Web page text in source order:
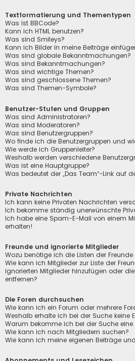
Textformatierung und Thementypen
Was ist BBCode?
Kann ich HTML benutzen?
Was sind Smileys?
Kann ich Bilder in meine Beiträge
Was sind globale Bekanntmachungen?
Was sind Bekanntmachungen?
Was sind wichtige Themen?
Was sind geschlossene Themen?
Was sind Themen-Symbole?
Benutzer-Stufen und Gruppen
Was sind Administratoren?
Was sind Moderatoren?
Was sind Benutzergruppen?
Wo finde ich die Benutzergruppen und
Wie werde ich Gruppenleiter?
Weshalb werden verschiedene
Was ist eine Hauptgruppe?
Was bedeutet der „Das Team“-Link auf
Private Nachrichten
Ich kann keine Privaten Nachrichten
Ich bekomme ständig unerwünschte
Ich habe eine Spam-E-Mail von einem
erhalten!
Freunde und ignorierte Mitglieder
Wozu benötige ich die Listen der
Wie kann ich Mitglieder zur Liste der
ignorierten Mitglieder hinzufügen oder
entfernen?
Die Foren durchsuchen
Wie kann ich ein Forum oder mehrere
Weshalb erhalte ich bei der Suche keine
Warum bekomme ich bei der Suche eine
Wie kann ich nach Mitgliedern suchen?
Wie kann ich meine eigenen Beiträge